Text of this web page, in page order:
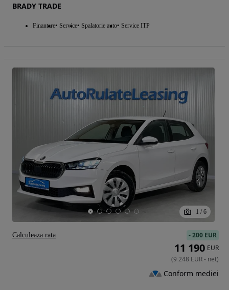
BRADY TRADE
Finantare Service Spalatorie auto Service ITP
1 / 6
-200 EUR
11 190 EUR
(9 248 EUR- net)
Conform mediei
Calculeaza rata